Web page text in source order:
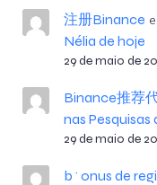
注册Binance
Nélia de hoje
29 de maio de
Binance推荐
nas Pesquisas
29 de maio de
b^onus de